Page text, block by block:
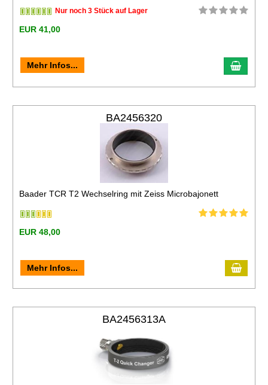
Nur noch 3 Stück auf Lager
EUR 41,00
Mehr Infos...
BA2456320
Baader TCR T2 Wechselring mit Zeiss Microbajonett
EUR 48,00
Mehr Infos...
BA2456313A